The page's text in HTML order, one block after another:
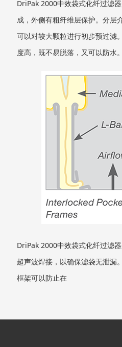
DriPak 2000中效袋式化纤过滤
成，外侧有粗纤维层保护。分层
可以对较大颗粒进行初步预过滤
度高，既不易脱落，又可以防水。
DriPak 2000中效袋式化纤过滤
超声波焊接，以确保滤袋无泄漏
框架可以防止在